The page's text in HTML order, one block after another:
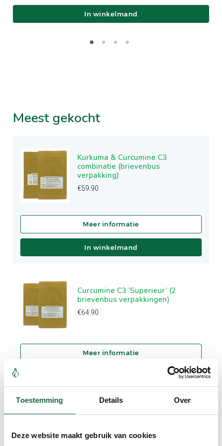
Toestemming Details Over
Deze website maakt gebruik van cookies
Meest gekocht
Kurkuma & Curcumine C3
combinatie (brievenbus
verpakking)
€59.90
In winkelmand
Curcumine C3 ‘Superieur’ (2
brievenbus verpakkingen)
€64.90
Groenlipmossel & Curcumine C3
verpakking)
In winkelmand